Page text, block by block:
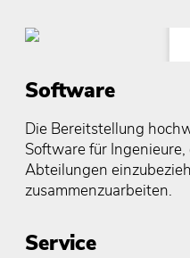
Software
Die Bereitstellung
Software für
Abteilungen
zusammenzuarbeiten.
Service